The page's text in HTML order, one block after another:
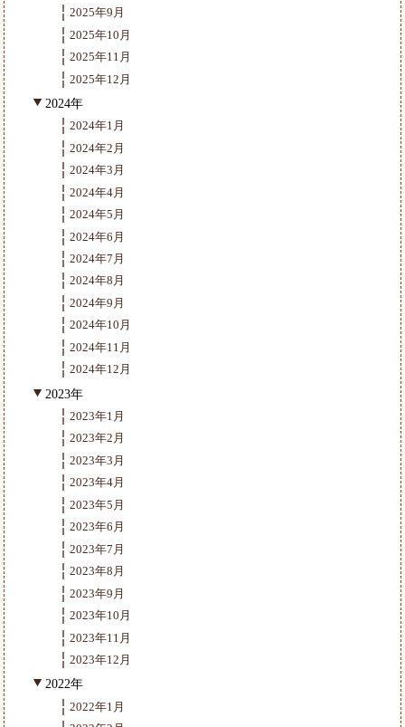
2025年9月
2025年10月
2025年11月
2025年12月
2024年
2024年1月
2024年2月
2024年3月
2024年4月
2024年5月
2024年6月
2024年7月
2024年8月
2024年9月
2024年10月
2024年11月
2024年12月
2023年
2023年1月
2023年2月
2023年3月
2023年4月
2023年5月
2023年6月
2023年7月
2023年8月
2023年9月
2023年10月
2023年11月
2023年12月
2022年
2022年1月